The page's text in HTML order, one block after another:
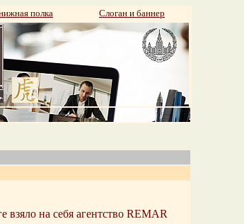
полка Слоган и баннер
на себя агентство REMAR